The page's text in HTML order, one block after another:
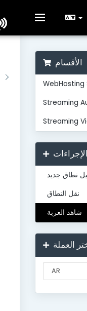
Toggle
الأقسام
WebHosting
Streaming
Streaming
الإجراءات
نطاق جديد
نقل النطاق
شاهد العربة
العملة